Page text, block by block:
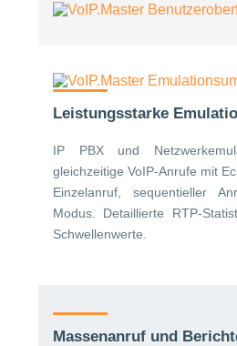
Leistungsstarke
IP PBX und
gleichzeitige VoIP-Anrufe mit
Einzelanruf, sequentieller
Modus. Detaillierte RTP-
Schwellenwerte.
Massenanruf und